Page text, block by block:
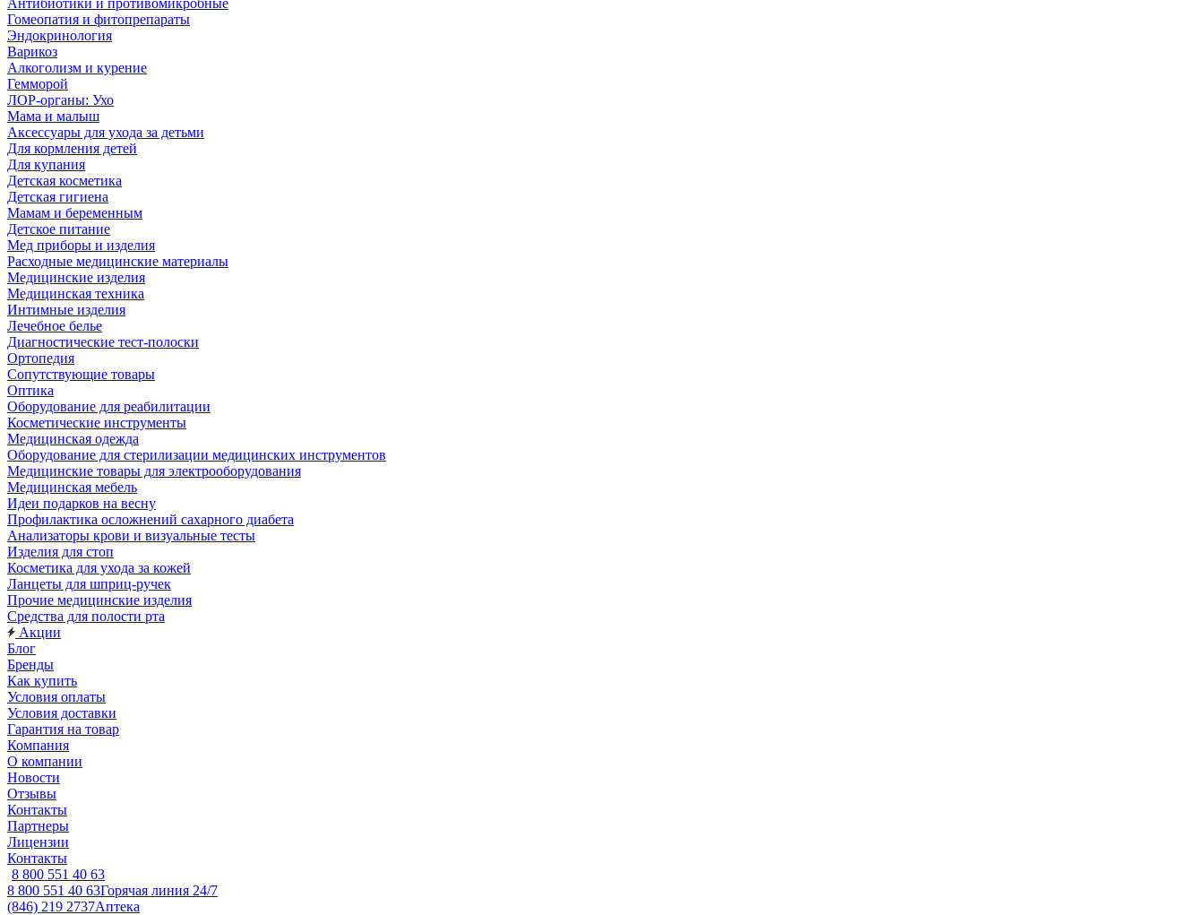
Антибиотики и противомикробные
Гомеопатия и фитопрепараты
Эндокринология
Варикоз
Алкоголизм и курение
Гемморой
ЛОР-органы: Ухо
Мама и малыш
Аксессуары для ухода за детьми
Для кормления детей
Для купания
Детская косметика
Детская гигиена
Мамам и беременным
Детское питание
Мед приборы и изделия
Расходные медицинские материалы
Медицинские изделия
Медицинская техника
Интимные изделия
Лечебное белье
Диагностические тест-полоски
Ортопедия
Сопутствующие товары
Оптика
Оборудование для реабилитации
Косметические инструменты
Медицинская одежда
Оборудование для стерилизации медицинских инструментов
Медицинские товары для электрооборудования
Медицинская мебель
Идеи подарков на весну
Профилактика осложнений сахарного диабета
Анализаторы крови и визуальные тесты
Изделия для стоп
Косметика для ухода за кожей
Ланцеты для шприц-ручек
Прочие медицинские изделия
Средства для полости рта
Акции
Блог
Бренды
Как купить
Условия оплаты
Условия доставки
Гарантия на товар
Компания
О компании
Новости
Отзывы
Контакты
Партнеры
Лицензии
Контакты
8 800 551 40 63
8 800 551 40 63Горячая линия 24/7
(846) 219 2737Аптека